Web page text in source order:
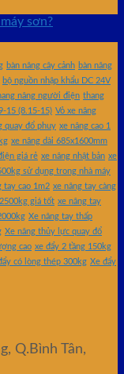
sơn?
bàn nâng cây cảnh bàn nâng
bộ nguồn nhập khẩu DC 24V
nâng người điện thang
15 (8.15-15) Vỏ xe nâng
quay đổ phuy xe nâng cao 1
xe nâng dài 685x1600mm
giá rẻ xe nâng nhật bản xe
sử dụng trong nhà máy
tay cao 1m2 xe nâng tay càng
giá tốt xe nâng tay
Xe nâng tay thấp
Xe nâng thủy lực quay đổ
cao xe đẩy 2 tầng 150kg
có lòng thép 300kg Xe đẩy
Q.Bình Tân,